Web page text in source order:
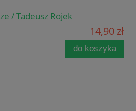
/ Tadeusz Rojek
14,90 zł
do koszyka